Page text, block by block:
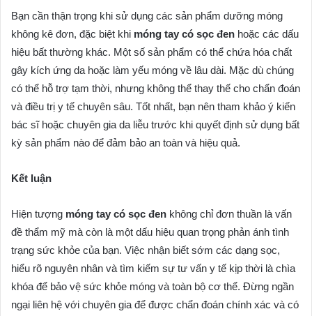
Bạn cần thận trọng khi sử dụng các sản phẩm dưỡng móng
không kê đơn, đặc biệt khi móng tay có sọc đen hoặc các dấu
hiệu bất thường khác. Một số sản phẩm có thể chứa hóa chất
gây kích ứng da hoặc làm yếu móng về lâu dài. Mặc dù chúng
có thể hỗ trợ tạm thời, nhưng không thể thay thế cho chẩn đoán
và điều trị y tế chuyên sâu. Tốt nhất, bạn nên tham khảo ý kiến
bác sĩ hoặc chuyên gia da liễu trước khi quyết định sử dụng bất
kỳ sản phẩm nào để đảm bảo an toàn và hiệu quả.
Kết luận
Hiện tượng móng tay có sọc đen không chỉ đơn thuần là vấn
đề thẩm mỹ mà còn là một dấu hiệu quan trọng phản ánh tình
trạng sức khỏe của bạn. Việc nhận biết sớm các dạng sọc,
hiểu rõ nguyên nhân và tìm kiếm sự tư vấn y tế kịp thời là chìa
khóa để bảo vệ sức khỏe móng và toàn bộ cơ thể. Đừng ngần
ngại liên hệ với chuyên gia để được chẩn đoán chính xác và có